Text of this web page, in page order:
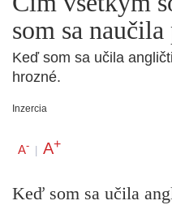
som sa
Keď som sa učila
hrozné.
Inzercia
A- | A+
Keď som sa učila